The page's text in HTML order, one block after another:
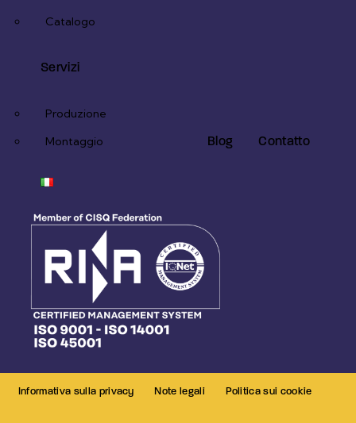
Catalogo
Servizi
Produzione
Montaggio
Blog Contatto
Informativa sulla privacy Note legali Politica sui cookie